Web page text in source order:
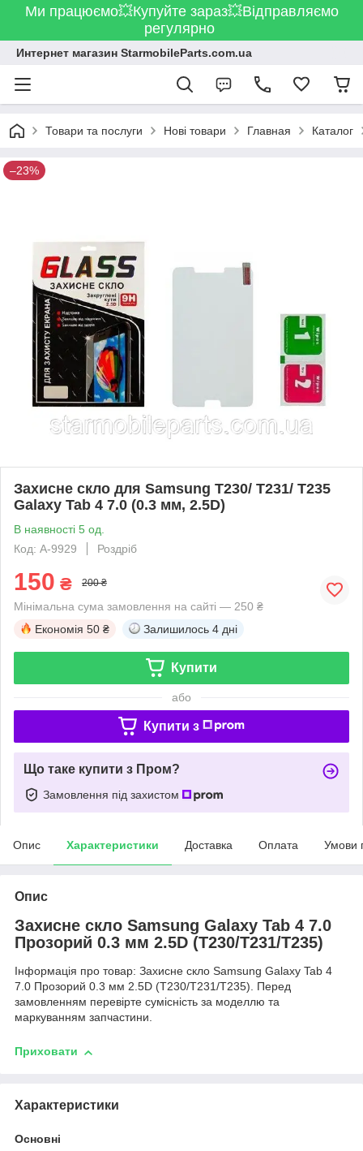
Ми працюємо💥Купуйте зараз💥Відправляємо
регулярно
Интернет магазин StarmobileParts.com.ua
Товари та послуги Нові товари Главная Каталог
–23%
Захисне скло для Samsung T230/ T231/ T235
Galaxy Tab 4 7.0 (0.3 мм, 2.5D)
В наявності 5 од.
Код: A-9929
Роздріб
150 ₴ 200 ₴
Мінімальна сума замовлення на сайті — 250 ₴
Економія 50 ₴ Залишилось 4 дні
Купити
або
Купити з
Що таке купити з Пром?
Замовлення під захистом
Опис Характеристики Доставка Оплата Умови
Опис
Захисне скло Samsung Galaxy Tab 4 7.0
Прозорий 0.3 мм 2.5D (T230/T231/T235)
Інформація про товар: Захисне скло Samsung Galaxy Tab 4
7.0 Прозорий 0.3 мм 2.5D (T230/T231/T235). Перед
замовленням перевірте сумісність за моделлю та
маркуванням запчастини.
Приховати
Характеристики
Основні